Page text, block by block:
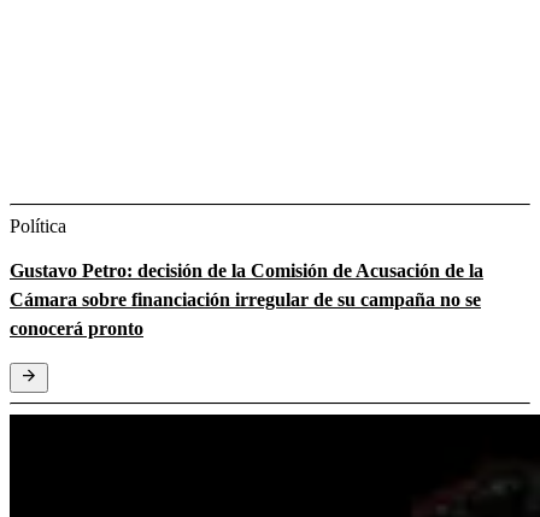
Política
Gustavo Petro: decisión de la Comisión de Acusación de la
Cámara sobre financiación irregular de su campaña no se
conocerá pronto